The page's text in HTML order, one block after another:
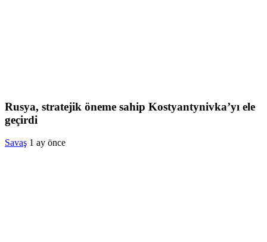
Rusya, stratejik öneme sahip Kostyantynivka’yı ele
geçirdi
Savaş 1 ay önce